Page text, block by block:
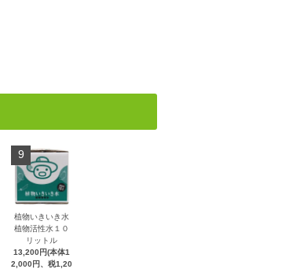
9
植物いきいき水
植物活性水１０
リットル
13,200円(本体1
2,000円、税1,20